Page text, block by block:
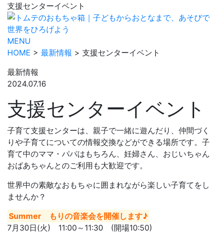
支援センターイベント
MENU
HOME > 最新情報 > 支援センターイベント
最新情報
2024.07.16
支援センターイベント
子育て支援センターは、親子で一緒に遊んだり、仲間づく
りや子育てについての情報交換などができる場所です。子
育て中のママ・パパはもちろん、妊婦さん、おじいちゃん
おばあちゃんとのご利用も大歓迎です。
世界中の素敵なおもちゃに囲まれながら楽しい子育てをし
ませんか？
Summer もりの音楽会を開催します♪
7月30日(火) 11:00～11:30 (開場10:50)